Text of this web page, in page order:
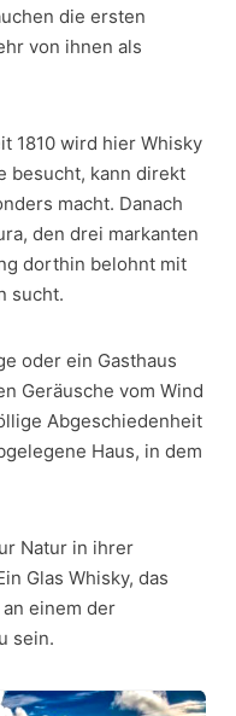
die ersten
von ihnen als
1810 wird hier Whisky
besucht, kann direkt
macht. Danach
den drei markanten
dorthin belohnt mit
sucht.
oder ein Gasthaus
Geräusche vom Wind
Abgeschiedenheit
Haus, in dem
Natur in ihrer
Glas Whisky, das
einem der
sein.